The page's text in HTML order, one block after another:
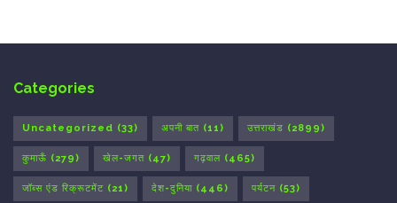
Categories
Uncategorized (33) अपनी बात (11) उत्तराखंड (2899)
कुमाऊँ (279) खेल-जगत (47) गढ़वाल (465)
जॉब्स एंड रिक्रूटमेंट (21) देश-दुनिया (446) पर्यटन (53)